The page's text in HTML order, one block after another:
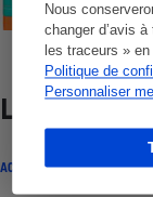
Nous
changer d’avis
les traceurs »
Politique de
Personnaliser
Lire aussi
ACTUALITÉ